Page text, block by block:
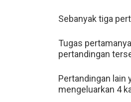
Sebanyak tiga
Tugas
pertandingan
Pertandingan lain
mengeluarkan 4